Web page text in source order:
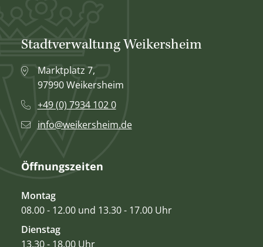
Stadtverwaltung Weikersheim
Marktplatz 7,
97990 Weikersheim
+49 (0) 7934 102 0
info@weikersheim.de
Öffnungszeiten
Montag
08.00 - 12.00 und 13.30 - 17.00 Uhr
Dienstag
13.30 - 18.00 Uhr